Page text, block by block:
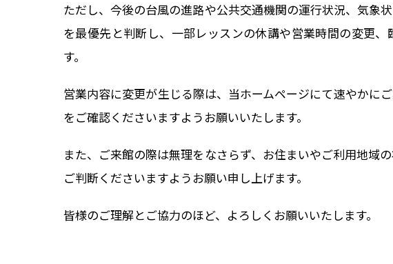
ただし、今後の台風の進路や公共交通機関の運行状況、気象
を最優先と判断し、一部レッスンの休講や営業時間の変更
す。
営業内容に変更が生じる際は、当ホームページにて速やかに
をご確認くださいますようお願いいたします。
また、ご来館の際は無理をなさらず、お住まいやご利用地域
ご判断くださいますようお願い申し上げます。
皆様のご理解とご協力のほど、よろしくお願いいたします。